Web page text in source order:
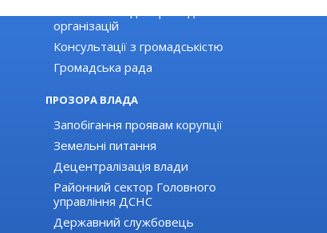
організацій
Консультації з громадськістю
Громадська рада
ПРОЗОРА ВЛАДА
Запобігання проявам корупції
Земельні питання
Децентралізація влади
Районний сектор Головного
управління ДСНС
Державний службовець